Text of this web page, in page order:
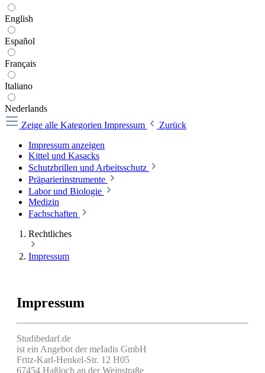
English
Español
Français
Italiano
Nederlands
Zeige alle Kategorien Impressum
Zurück
Impressum anzeigen
Kittel und Kasacks
Schutzbrillen und Arbeitsschutz
Präparierinstrumente
Labor und Biologie
Medizin
Fachschaften
Rechtliches
Impressum
Impressum
Studibedarf.de
ist ein Angebot der meIadis GmbH
Fritz-Karl-Henkel-Str. 12 H05
67454 Haßloch an der Weinstraße